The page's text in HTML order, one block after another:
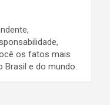
os fatos mais
Brasil e do mundo.